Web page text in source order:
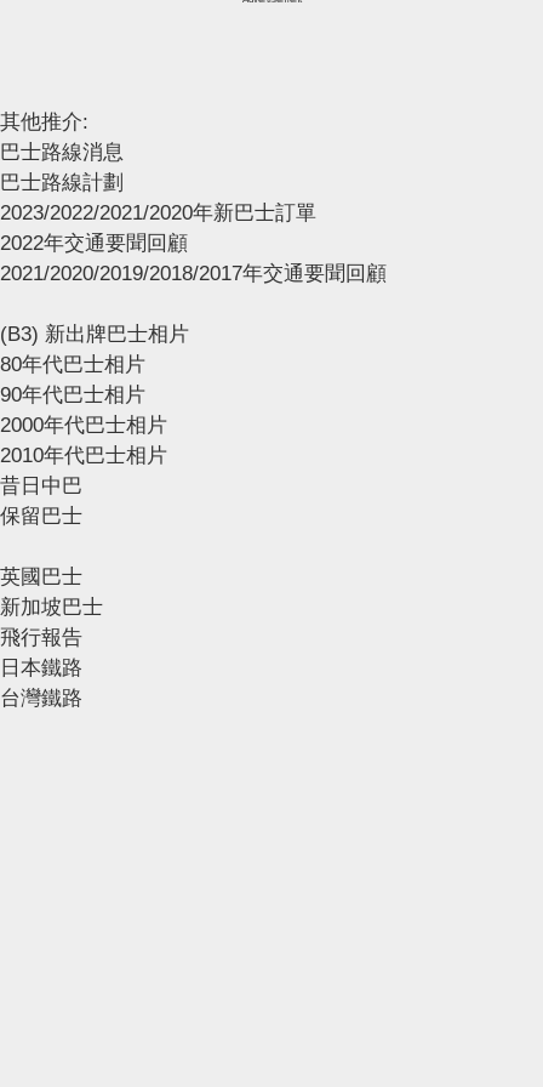
其他推介:
巴士路線消息
巴士路線計劃
2023/2022/2021/2020年新巴士訂單
2022年交通要聞回顧
2021/2020/2019/2018/2017年交通要聞回顧
(B3) 新出牌巴士相片
80年代巴士相片
90年代巴士相片
2000年代巴士相片
2010年代巴士相片
昔日中巴
保留巴士
英國巴士
新加坡巴士
飛行報告
日本鐵路
台灣鐵路